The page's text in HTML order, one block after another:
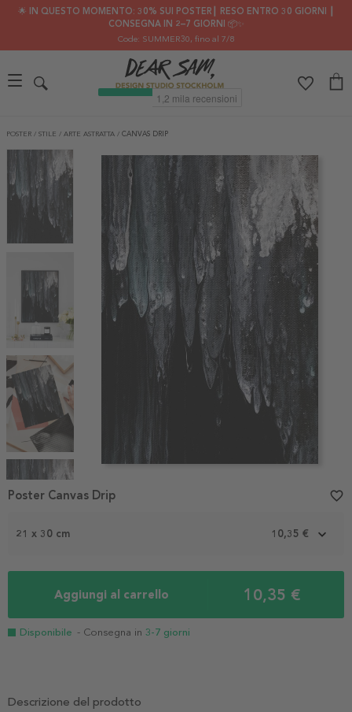
🌟 IN QUESTO MOMENTO: 30% SUI POSTER┃ RESO ENTRO 30 GIORNI ┃
CONSEGNA IN 2–7 GIORNI 📦✨
Code: SUMMER30, fino al 7/8
POSTER / STILE / ARTE ASTRATTA / CANVAS DRIP
1
21 x 30 cm 10,35 €
Aggiungi al carrello 10,35 €
Disponibile - Consegna in 3-7 giorni
Poster Canvas Drip favorite_border
Descrizione del prodotto